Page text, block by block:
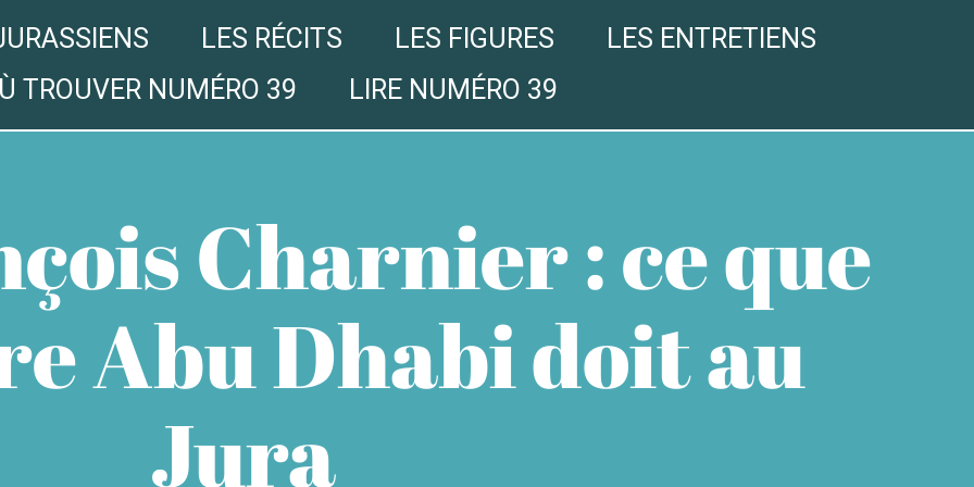
LES RÉCITS LES FIGURES
LES ENTRETIENS
TROUVER NUMÉRO 39 LIRE NUMÉRO 39
Charnier : ce que
Abu Dhabi doit au
Jura